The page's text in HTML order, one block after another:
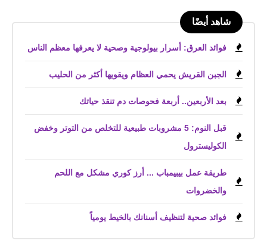
شاهد أيضًا
فوائد العرق: أسرار بيولوجية وصحية لا يعرفها معظم الناس
الجبن القريش يحمي العظام ويقويها أكثر من الحليب
بعد الأربعين.. أربعة فحوصات دم تنقذ حياتك
قبل النوم: 5 مشروبات طبيعية للتخلص من التوتر وخفض
الكوليسترول
طريقة عمل بيبيمباب ... أرز كوري مشكل مع اللحم
والخضروات
فوائد صحية لتنظيف أسنانك بالخيط يومياً